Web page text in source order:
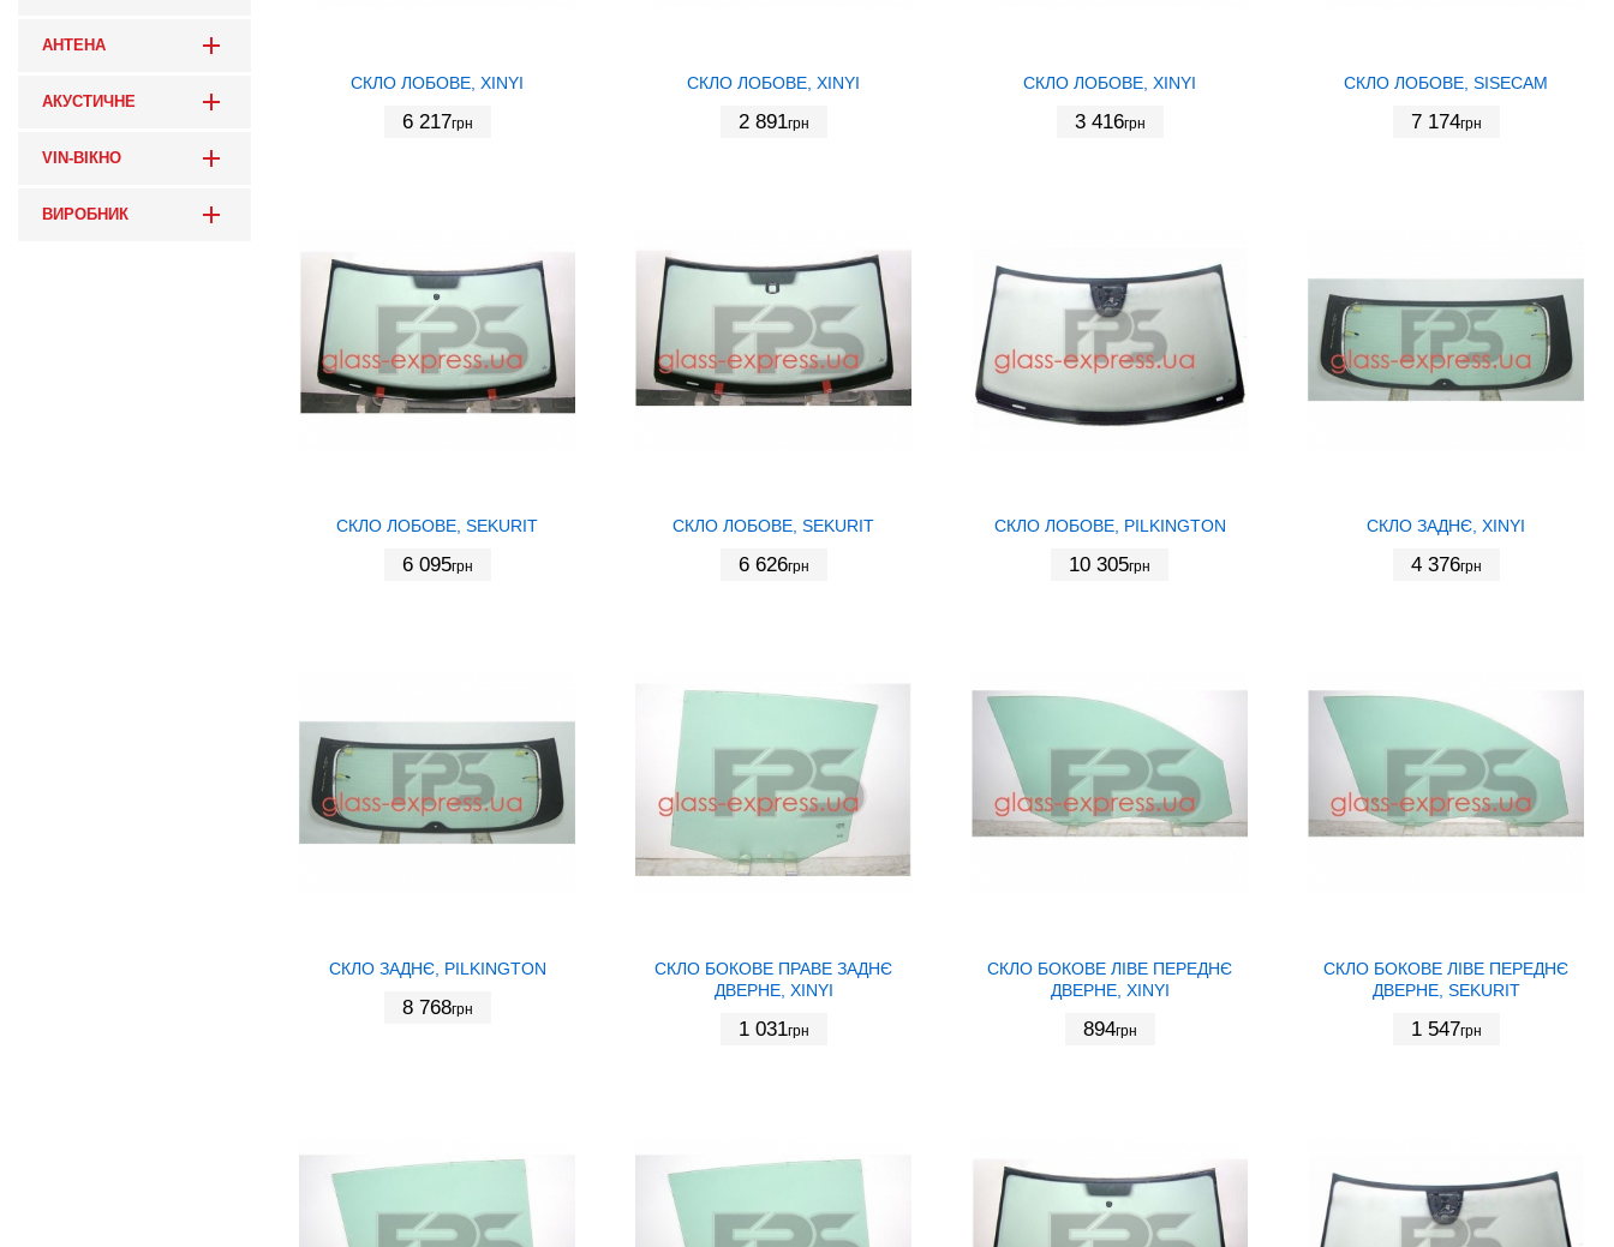
АНТЕНА
АКУСТИЧНЕ
VIN-ВІКНО
ВИРОБНИК
СКЛО ЛОБОВЕ, XINYI
6 217грн
СКЛО ЛОБОВЕ, XINYI
2 891грн
СКЛО ЛОБОВЕ, XINYI
3 416грн
СКЛО ЛОБОВЕ, SISECAM
7 174грн
СКЛО ЛОБОВЕ, SEKURIT
6 095грн
СКЛО ЛОБОВЕ, SEKURIT
6 626грн
СКЛО ЛОБОВЕ, PILKINGTON
10 305грн
СКЛО ЗАДНЄ, XINYI
4 376грн
СКЛО ЗАДНЄ, PILKINGTON
8 768грн
СКЛО БОКОВЕ ПРАВЕ ЗАДНЄ
ДВЕРНЕ, XINYI
1 031грн
СКЛО БОКОВЕ ЛІВЕ ПЕРЕДНЄ
ДВЕРНЕ, XINYI
894грн
СКЛО БОКОВЕ ЛІВЕ ПЕРЕДНЄ
ДВЕРНЕ, SEKURIT
1 547грн